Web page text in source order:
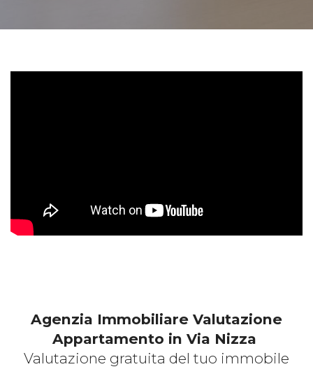
Agenzia Immobiliare Valutazione
Appartamento in Via Nizza
Valutazione gratuita del tuo immobile